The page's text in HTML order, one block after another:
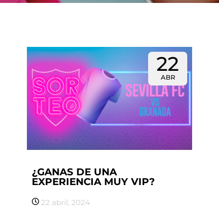
¿GANAS DE UNA
EXPERIENCIA MUY VIP?
22 abril, 2024
22
ABR